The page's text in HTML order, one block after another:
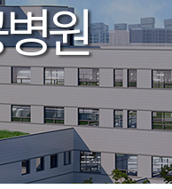
연혁
조직
원